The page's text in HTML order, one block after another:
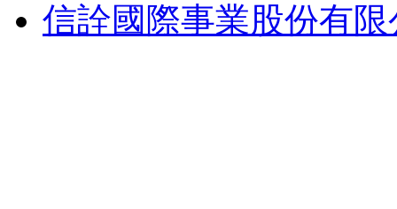
信詮國際事業股份有限